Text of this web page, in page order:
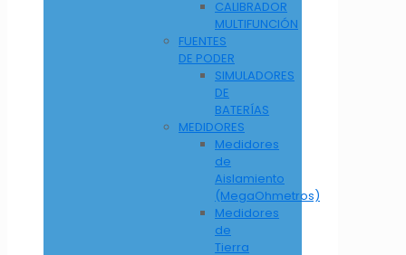
CALIBRADOR
MULTIFUNCIÓN
FUENTES
DE PODER
SIMULADORES
DE
BATERÍAS
MEDIDORES
Medidores
de
Aislamiento
(MegaOhmetros)
Medidores
de
Tierra